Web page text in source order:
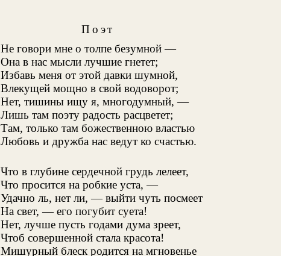
Поэт
Не говори мне о толпе безумной—
Она в нас мысли лучшие гнетет;
Избавь меня от этой давки шумной,
Влекущей мощно в свой водоворот;
Нет, тишины ищу я, многодумный, —
Лишь там поэту радость расцветет;
Там, только там божественною властью
Любовь и дружба нас ведут ко счастью.
Что в глубине сердечной грудь лелеет,
Что просится на робкие уста, —
Удачно ль, нет ли, — выйти чуть посмеет
На свет, — его погубит суета!
Нет, лучше пусть годами дума зреет,
Чтоб совершенной стала красота!
Мишурный блеск родится на мгновенье